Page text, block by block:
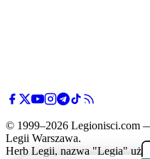
© 1999–2026 Legionisci.com
Legii Warszawa.
Herb Legii, nazwa "Legia"